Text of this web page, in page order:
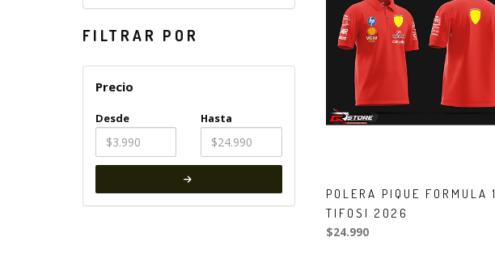
FILTRAR POR
Precio
Desde Hasta
POLERA PIQUE FORMULA 1
TIFOSI 2026
$24.990